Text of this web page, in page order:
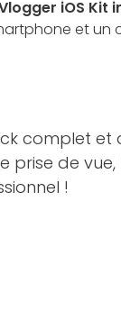
iOS Kit
et un
complet
de
!